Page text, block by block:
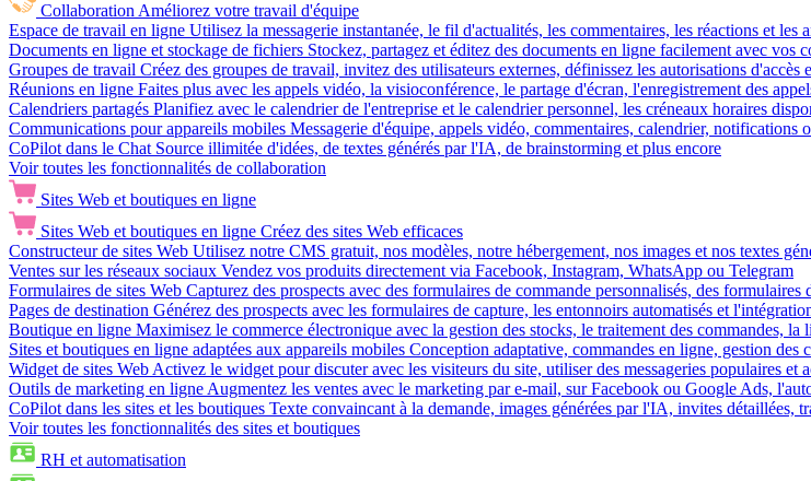
Collaboration Améliorez votre travail d'équipe
Espace de travail en ligne Utilisez la messagerie instantanée, le fil d'actualités, les commentaires, les réactions et les
Documents en ligne et stockage de fichiers Stockez, partagez et éditez des documents en ligne facilement avec vos
Groupes de travail Créez des groupes de travail, invitez des utilisateurs externes, définissez les autorisations d'accès
Réunions en ligne Faites plus avec les appels vidéo, la visioconférence, le partage d'écran, l'enregistrement des
Calendriers partagés Planifiez avec le calendrier de l'entreprise et le calendrier personnel, les créneaux horaires
Communications pour appareils mobiles Messagerie d'équipe, appels vidéo, commentaires, calendrier, notifications
CoPilot dans le Chat Source illimitée d'idées, de textes générés par l'IA, de brainstorming et plus encore
Voir toutes les fonctionnalités de collaboration
Sites Web et boutiques en ligne
Sites Web et boutiques en ligne Créez des sites Web efficaces
Constructeur de sites Web Utilisez notre CMS gratuit, nos modèles, notre hébergement, nos images et nos textes
Ventes sur les réseaux sociaux Vendez vos produits directement via Facebook, Instagram, WhatsApp ou Telegram
Formulaires de sites Web Capturez des prospects avec des formulaires de commande personnalisés, des
Pages de destination Générez des prospects avec les formulaires de capture, les entonnoirs automatisés et
Boutique en ligne Maximisez le commerce électronique avec la gestion des stocks, le traitement des commandes, la
Sites et boutiques en ligne adaptées aux appareils mobiles Conception adaptative, commandes en ligne, gestion des
Widget de sites Web Activez le widget pour discuter avec les visiteurs du site, utiliser des messageries populaires et
Outils de marketing en ligne Augmentez les ventes avec le marketing par e-mail, sur Facebook ou Google Ads,
CoPilot dans les sites et les boutiques Texte convaincant à la demande, images générées par l'IA, invites détaillées,
Voir toutes les fonctionnalités des sites et boutiques
RH et automatisation